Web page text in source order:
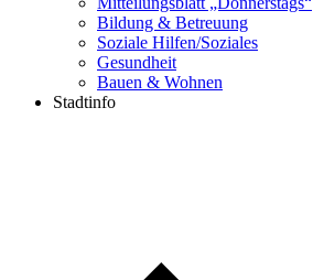
Bildung & Betreuung
Soziale Hilfen/Soziales
Gesundheit
Bauen & Wohnen
Stadtinfo